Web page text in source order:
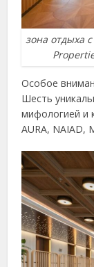
зона отдыха
Особое
Шесть
мифологией и
AURA, NAIAD,